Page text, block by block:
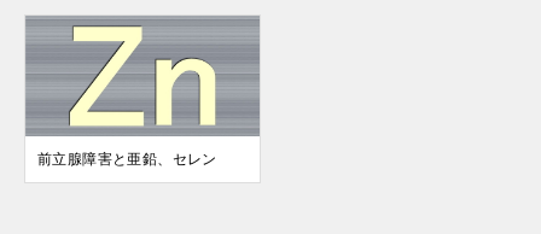
前立腺障害と亜鉛、セレン